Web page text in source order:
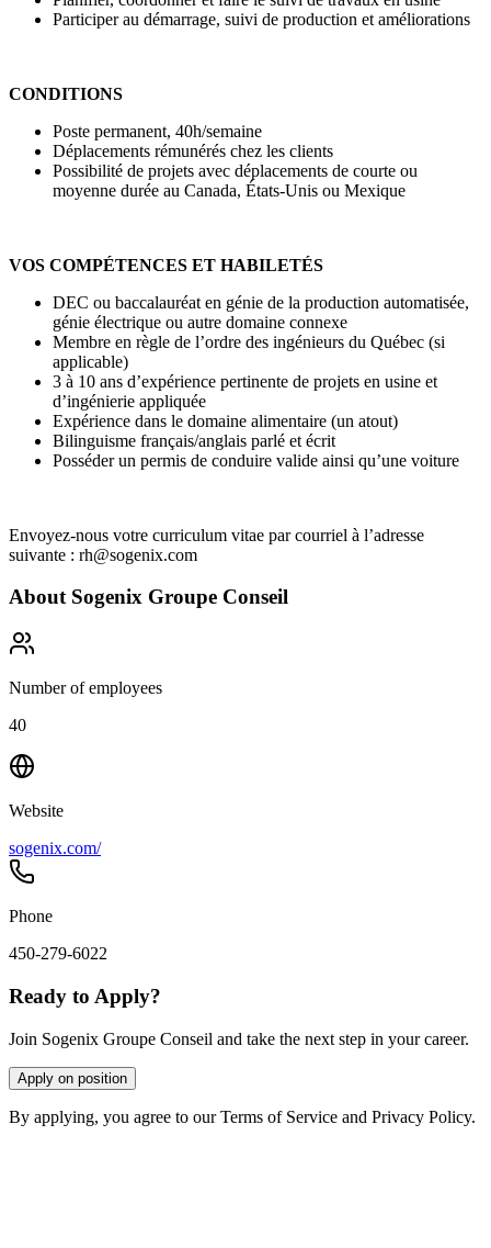
Participer au démarrage, suivi de production et améliorations
CONDITIONS
Poste permanent, 40h/semaine
Déplacements rémunérés chez les clients
Possibilité de projets avec déplacements de courte ou
moyenne durée au Canada, États-Unis ou Mexique
VOS COMPÉTENCES ET HABILETÉS
DEC ou baccalauréat en génie de la production automatisée,
génie électrique ou autre domaine connexe
Membre en règle de l’ordre des ingénieurs du Québec (si
applicable)
3 à 10 ans d’expérience pertinente de projets en usine et
d’ingénierie appliquée
Expérience dans le domaine alimentaire (un atout)
Bilinguisme français/anglais parlé et écrit
Posséder un permis de conduire valide ainsi qu’une voiture
Envoyez-nous votre curriculum vitae par courriel à l’adresse
suivante : rh@sogenix.com
About Sogenix Groupe Conseil
Number of employees
40
Website
sogenix.com/
Phone
450-279-6022
Ready to Apply?
Join Sogenix Groupe Conseil and take the next step in your career.
Apply on position
By applying, you agree to our Terms of Service and Privacy Policy.